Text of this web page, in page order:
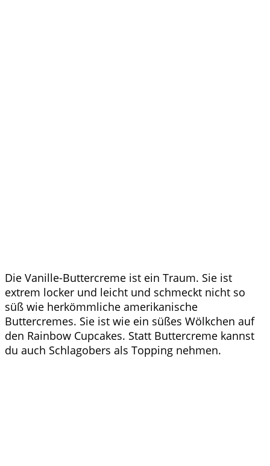
Die Vanille-Buttercreme ist ein Traum. Sie ist
extrem locker und leicht und schmeckt nicht so
süß wie herkömmliche amerikanische
Buttercremes. Sie ist wie ein süßes Wölkchen auf
den Rainbow Cupcakes. Statt Buttercreme kannst
du auch Schlagobers als Topping nehmen.